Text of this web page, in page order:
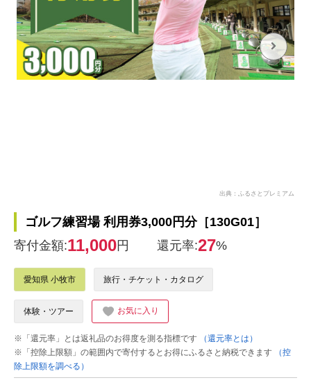
出典：ふるさとプレミアム
ゴルフ練習場 利用券3,000円分［130G01］
寄付金額:11,000円 還元率:27%
愛知県 小牧市 旅行・チケット・カタログ
体験・ツアー お気に入り
※「還元率」とは返礼品のお得度を測る指標です
（還元率とは）
※「控除上限額」の範囲内で寄付するとお得にふるさと納税できます
（控
除上限額を調べる）